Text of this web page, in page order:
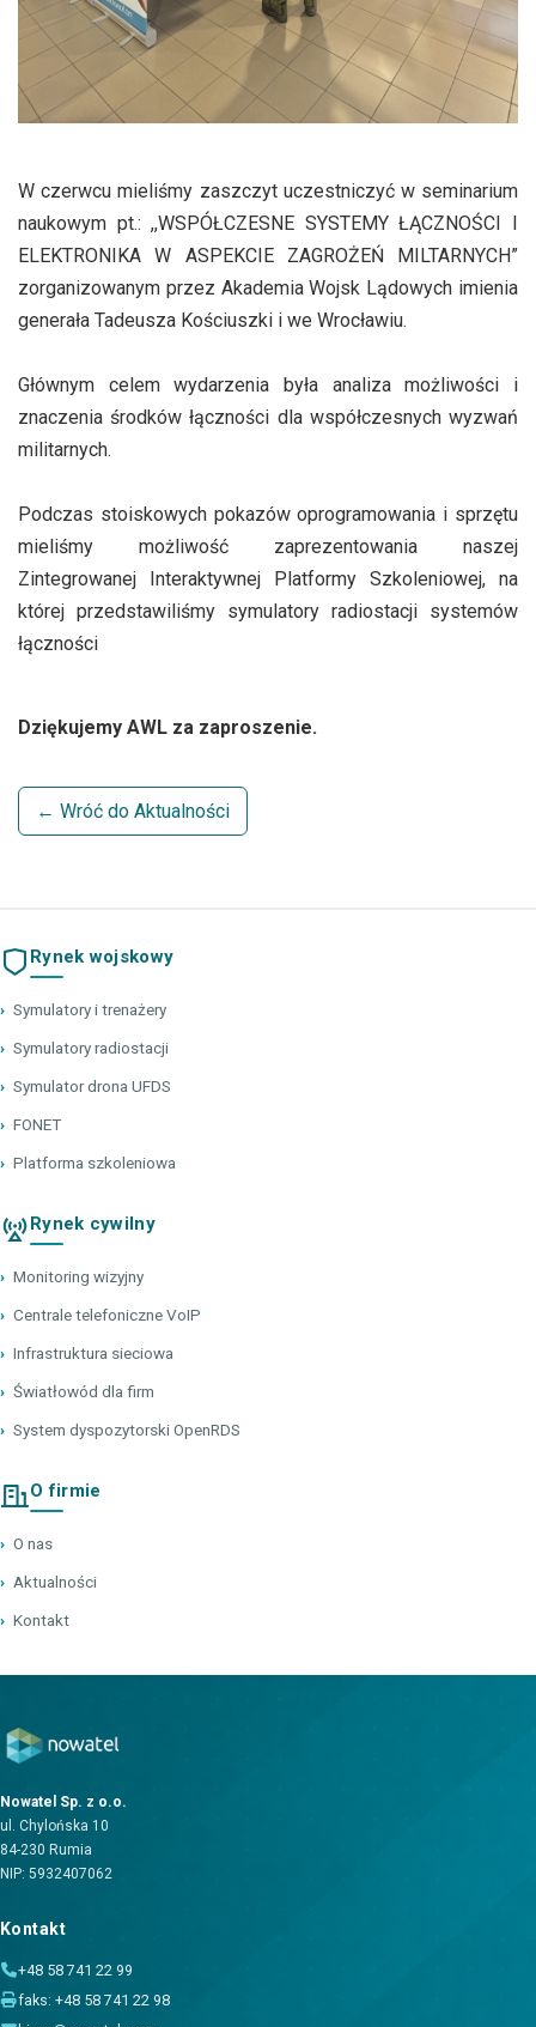
W czerwcu mieliśmy zaszczyt uczestniczyć w seminarium
naukowym pt.: ,,WSPÓŁCZESNE SYSTEMY ŁĄCZNOŚCI I
ELEKTRONIKA W ASPEKCIE ZAGROŻEŃ MILTARNYCH”
zorganizowanym przez Akademia Wojsk Lądowych imienia
generała Tadeusza Kościuszki i we Wrocławiu.
Głównym celem wydarzenia była analiza możliwości i
znaczenia środków łączności dla współczesnych wyzwań
militarnych.
Podczas stoiskowych pokazów oprogramowania i sprzętu
mieliśmy możliwość zaprezentowania naszej
Zintegrowanej Interaktywnej Platformy Szkoleniowej, na
której przedstawiliśmy symulatory radiostacji systemów
łączności
Dziękujemy AWL za zaproszenie.
← Wróć do Aktualności
Rynek wojskowy
› Symulatory i trenażery
› Symulatory radiostacji
› Symulator drona UFDS
› FONET
› Platforma szkoleniowa
Rynek cywilny
› Monitoring wizyjny
› Centrale telefoniczne VoIP
› Infrastruktura sieciowa
› Światłowód dla firm
› System dyspozytorski OpenRDS
O firmie
› O nas
› Aktualności
› Kontakt
Nowatel Sp. z o.o.
ul. Chylońska 10
84-230 Rumia
NIP: 5932407062
Kontakt
+48 58 741 22 99
faks: +48 58 741 22 98